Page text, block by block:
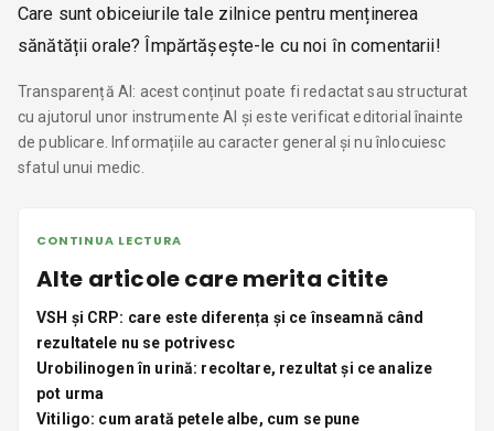
Care sunt obiceiurile tale zilnice pentru menținerea
sănătății orale? Împărtășește-le cu noi în comentarii!
Transparență AI: acest conținut poate fi redactat sau structurat
cu ajutorul unor instrumente AI și este verificat editorial înainte
de publicare. Informațiile au caracter general și nu înlocuiesc
sfatul unui medic.
CONTINUA LECTURA
Alte articole care merita citite
VSH și CRP: care este diferența și ce înseamnă când
rezultatele nu se potrivesc
Urobilinogen în urină: recoltare, rezultat și ce analize
pot urma
Vitiligo: cum arată petele albe, cum se pune